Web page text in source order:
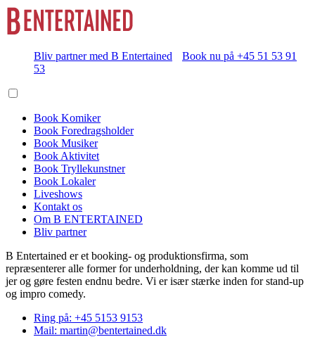
Bliv partner med B Entertained
Book nu på +45 51 53 91
53
Book Komiker
Book Foredragsholder
Book Musiker
Book Aktivitet
Book Tryllekunstner
Book Lokaler
Liveshows
Kontakt os
Om B ENTERTAINED
Bliv partner
B Entertained er et booking- og produktionsfirma, som
repræsenterer alle former for underholdning, der kan komme ud til
jer og gøre festen endnu bedre. Vi er især stærke inden for stand-up
og impro comedy.
Ring på: +45 5153 9153
Mail: martin@bentertained.dk